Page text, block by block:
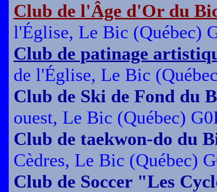
Club de l'Âge d'Or du
l'Église, Le Bic (Québec)
Club de patinage
de l'Église, Le Bic
Club de Ski de Fond du
ouest, Le Bic (Québec)
Club de taekwon-do du
Cèdres, Le Bic (Québec)
Club de Soccer "Les